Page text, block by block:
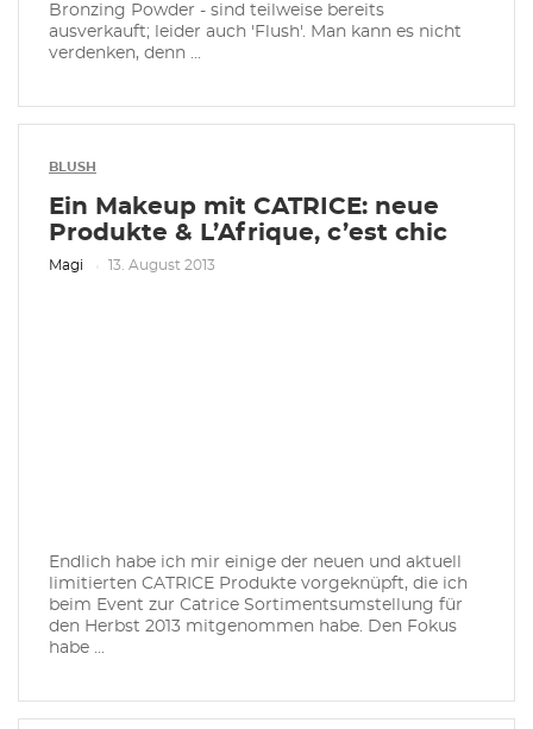
Bronzing Powder - sind teilweise bereits
ausverkauft; leider auch 'Flush'. Man kann es nicht
verdenken, denn ...
BLUSH
Ein Makeup mit CATRICE: neue
Produkte & L’Afrique, c’est chic
Magi 13. August 2013
Endlich habe ich mir einige der neuen und aktuell
limitierten CATRICE Produkte vorgeknüpft, die ich
beim Event zur Catrice Sortimentsumstellung für
den Herbst 2013 mitgenommen habe. Den Fokus
habe ...